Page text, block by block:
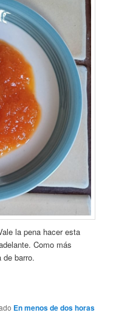
la pena hacer esta
Como más
de barro.
En menos de dos horas